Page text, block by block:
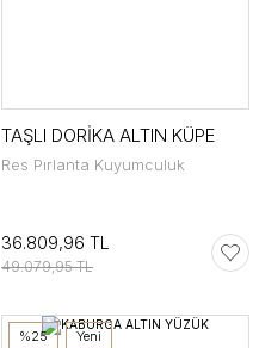
TAŞLI DORİKA ALTIN KÜPE
Res Pırlanta Kuyumculuk
36.809,96 TL
49.079,95 TL
%25 Yeni